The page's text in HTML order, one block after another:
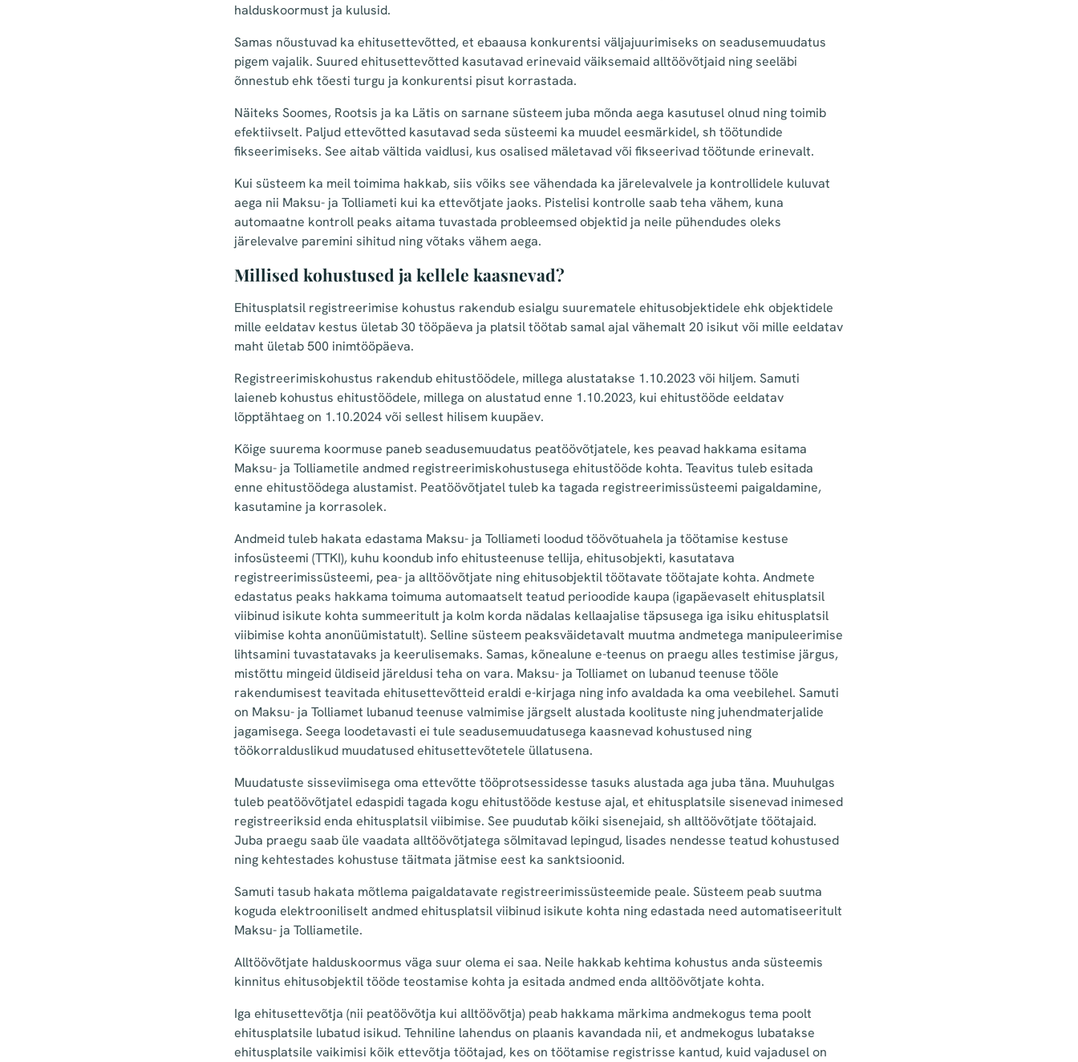
halduskoormust ja kulusid.
Samas nõustuvad ka ehitusettevõtted, et ebaausa konkurentsi väljajuurimiseks on seadusemuudatus
pigem vajalik. Suured ehitusettevõtted kasutavad erinevaid väiksemaid alltöövõtjaid ning seeläbi
õnnestub ehk tõesti turgu ja konkurentsi pisut korrastada.
Näiteks Soomes, Rootsis ja ka Lätis on sarnane süsteem juba mõnda aega kasutusel olnud ning toimib
efektiivselt. Paljud ettevõtted kasutavad seda süsteemi ka muudel eesmärkidel, sh töötundide
fikseerimiseks. See aitab vältida vaidlusi, kus osalised mäletavad või fikseerivad töötunde erinevalt.
Kui süsteem ka meil toimima hakkab, siis võiks see vähendada ka järelevalvele ja kontrollidele kuluvat
aega nii Maksu- ja Tolliameti kui ka ettevõtjate jaoks. Pistelisi kontrolle saab teha vähem, kuna
automaatne kontroll peaks aitama tuvastada probleemsed objektid ja neile pühendudes oleks
järelevalve paremini sihitud ning võtaks vähem aega.
Millised kohustused ja kellele kaasnevad?
Ehitusplatsil registreerimise kohustus rakendub esialgu suurematele ehitusobjektidele ehk objektidele
mille eeldatav kestus ületab 30 tööpäeva ja platsil töötab samal ajal vähemalt 20 isikut või mille eeldatav
maht ületab 500 inimtööpäeva.
Registreerimiskohustus rakendub ehitustöödele, millega alustatakse 1.10.2023 või hiljem. Samuti
laieneb kohustus ehitustöödele, millega on alustatud enne 1.10.2023, kui ehitustööde eeldatav
lõpptähtaeg on 1.10.2024 või sellest hilisem kuupäev.
Kõige suurema koormuse paneb seadusemuudatus peatöövõtjatele, kes peavad hakkama esitama
Maksu- ja Tolliametile andmed registreerimiskohustusega ehitustööde kohta. Teavitus tuleb esitada
enne ehitustöödega alustamist. Peatöövõtjatel tuleb ka tagada registreerimissüsteemi paigaldamine,
kasutamine ja korrasolek.
Andmeid tuleb hakata edastama Maksu- ja Tolliameti loodud töövõtuahela ja töötamise kestuse
infosüsteemi (TTKI), kuhu koondub info ehitusteenuse tellija, ehitusobjekti, kasutatava
registreerimissüsteemi, pea- ja alltöövõtjate ning ehitusobjektil töötavate töötajate kohta. Andmete
edastatus peaks hakkama toimuma automaatselt teatud perioodide kaupa (igapäevaselt ehitusplatsil
viibinud isikute kohta summeeritult ja kolm korda nädalas kellaajalise täpsusega iga isiku ehitusplatsil
viibimise kohta anonüümistatult). Selline süsteem peaksväidetavalt muutma andmetega manipuleerimise
lihtsamini tuvastatavaks ja keerulisemaks. Samas, kõnealune e-teenus on praegu alles testimise järgus,
mistõttu mingeid üldiseid järeldusi teha on vara. Maksu- ja Tolliamet on lubanud teenuse tööle
rakendumisest teavitada ehitusettevõtteid eraldi e-kirjaga ning info avaldada ka oma veebilehel. Samuti
on Maksu- ja Tolliamet lubanud teenuse valmimise järgselt alustada koolituste ning juhendmaterjalide
jagamisega. Seega loodetavasti ei tule seadusemuudatusega kaasnevad kohustused ning
töökorralduslikud muudatused ehitusettevõtetele üllatusena.
Muudatuste sisseviimisega oma ettevõtte tööprotsessidesse tasuks alustada aga juba täna. Muuhulgas
tuleb peatöövõtjatel edaspidi tagada kogu ehitustööde kestuse ajal, et ehitusplatsile sisenevad inimesed
registreeriksid enda ehitusplatsil viibimise. See puudutab kõiki sisenejaid, sh alltöövõtjate töötajaid.
Juba praegu saab üle vaadata alltöövõtjatega sõlmitavad lepingud, lisades nendesse teatud kohustused
ning kehtestades kohustuse täitmata jätmise eest ka sanktsioonid.
Samuti tasub hakata mõtlema paigaldatavate registreerimissüsteemide peale. Süsteem peab suutma
koguda elektrooniliselt andmed ehitusplatsil viibinud isikute kohta ning edastada need automatiseeritult
Maksu- ja Tolliametile.
Alltöövõtjate halduskoormus väga suur olema ei saa. Neile hakkab kehtima kohustus anda süsteemis
kinnitus ehitusobjektil tööde teostamise kohta ja esitada andmed enda alltöövõtjate kohta.
Iga ehitusettevõtja (nii peatöövõtja kui alltöövõtja) peab hakkama märkima andmekogus tema poolt
ehitusplatsile lubatud isikud. Tehniline lahendus on plaanis kavandada nii, et andmekogus lubatakse
ehitusplatsile vaikimisi kõik ettevõtja töötajad, kes on töötamise registrisse kantud, kuid vajadusel on